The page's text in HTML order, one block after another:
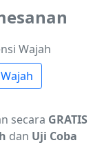
Wajah
secara GRATIS
dan Uji Coba